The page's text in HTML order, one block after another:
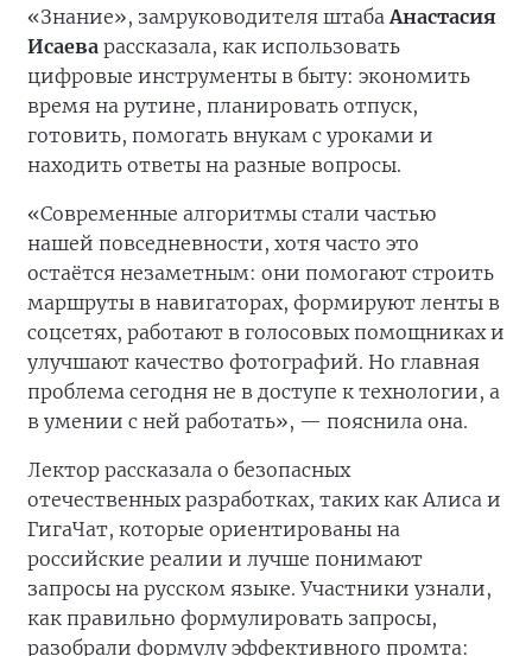
«Знание», замруководителя штабаАнастасия
Исаева рассказала, как использовать
цифровые инструменты в быту: экономить
время на рутине, планировать отпуск,
готовить, помогать внукам с уроками и
находить ответы на разные вопросы.
«Современные алгоритмы стали частью
нашей повседневности, хотя часто это
остаётся незаметным: они помогают строить
маршруты в навигаторах, формируют ленты в
соцсетях, работают в голосовых помощниках и
улучшают качество фотографий. Но главная
проблема сегодня не в доступе к технологии, а
в умении с ней работать», — пояснила она.
Лектор рассказала о безопасных
отечественных разработках, таких как Алиса и
ГигаЧат, которые ориентированы на
российские реалии и лучше понимают
запросы на русском языке. Участники узнали,
как правильно формулировать запросы,
разобрали формулу эффективного промта: